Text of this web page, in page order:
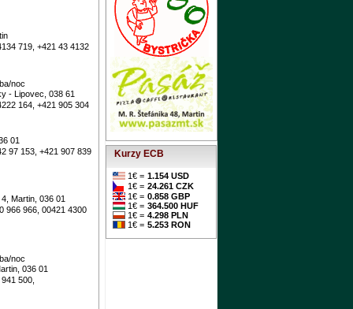
719, +421 43 4132
noc
- Lipovec, 038 61
164, +421 905 304
01
97 153, +421 907 839
Martin, 036 01
966 966, 00421 4300
noc
036 01
500,
Kurzy ECB
1€ = 1.154 USD
1€ = 24.261 CZK
1€ = 0.858 GBP
1€ = 364.500 HUF
1€ = 4.298 PLN
1€ = 5.253 RON